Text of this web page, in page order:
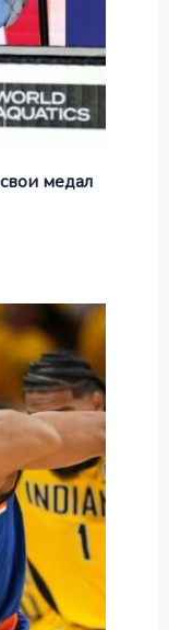
медал